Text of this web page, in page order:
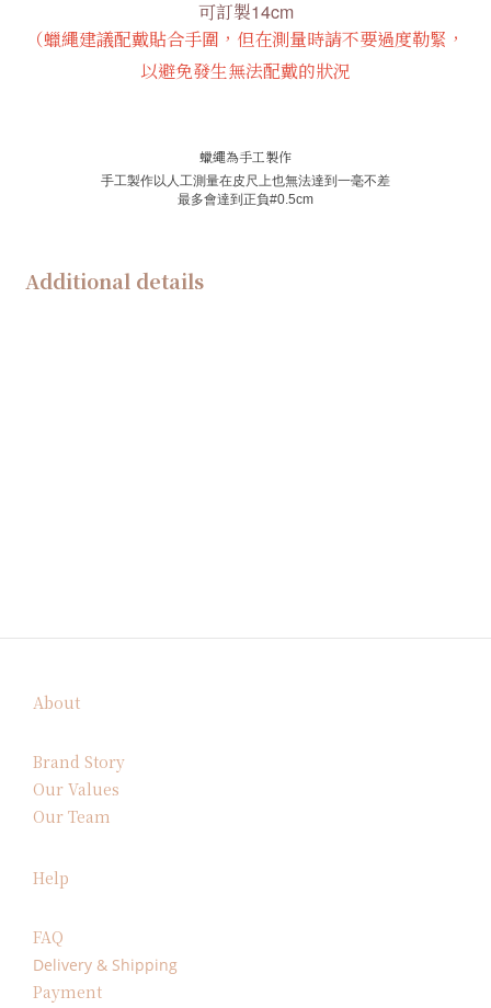
可訂製14cm
（蠟繩建議配戴貼合手圍，但在測量時請不要過度勒緊，
以避免發生無法配戴的狀況
蠟繩為手工製作
手工製作以人工測量在皮尺上也無法達到一毫不差
最多會達到正負#0.5cm
Additional details
About
Brand Story
Our Values
Our Team
Help
FAQ
Delivery & Shipping
Payment